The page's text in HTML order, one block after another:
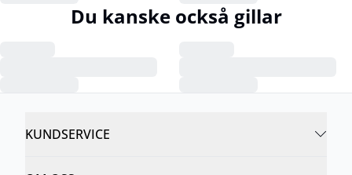
Du kanske också gillar
KUNDSERVICE